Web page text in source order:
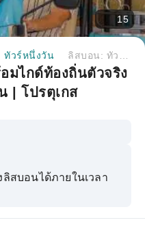
15
ทัวร์หนึ่งวัน
มไกด์ท้องถิ่นตัวจริง
| โปรตุเกส
สบอนได้ภายในเวลา
นเร้นของลิสบอนผ่าน